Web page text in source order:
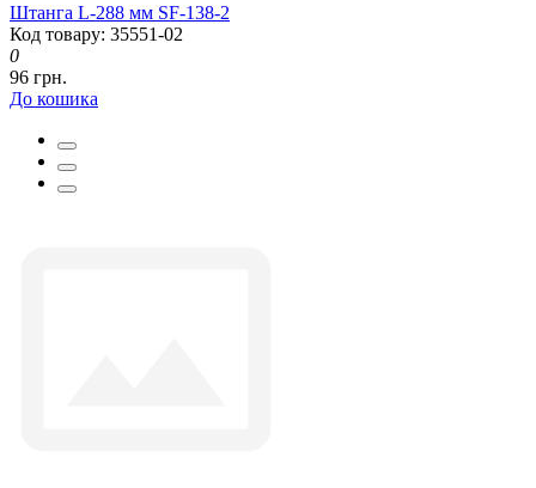
Штанга L-288 мм SF-138-2
Код товару: 35551-02
0
96 грн.
До кошика